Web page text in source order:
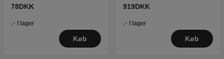
78DKK
I lager
Køb
919DKK
I lager
Køb